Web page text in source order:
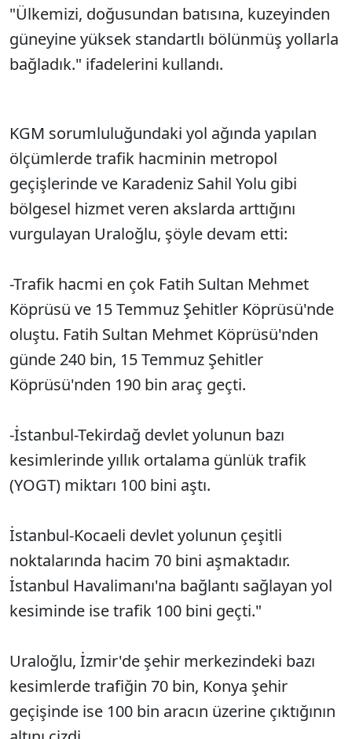
"Ülkemizi, doğusundan batısına, kuzeyinden
güneyine yüksek standartlı bölünmüş yollarla
bağladık." ifadelerini kullandı.
KGM sorumluluğundaki yol ağında yapılan
ölçümlerde trafik hacminin metropol
geçişlerinde ve Karadeniz Sahil Yolu gibi
bölgesel hizmet veren akslarda arttığını
vurgulayan Uraloğlu, şöyle devam etti:
-Trafik hacmi en çok Fatih Sultan Mehmet
Köprüsü ve 15 Temmuz Şehitler Köprüsü'nde
oluştu. Fatih Sultan Mehmet Köprüsü'nden
günde 240 bin, 15 Temmuz Şehitler
Köprüsü'nden 190 bin araç geçti.
-İstanbul-Tekirdağ devlet yolunun bazı
kesimlerinde yıllık ortalama günlük trafik
(YOGT) miktarı 100 bini aştı.
İstanbul-Kocaeli devlet yolunun çeşitli
noktalarında hacim 70 bini aşmaktadır.
İstanbul Havalimanı'na bağlantı sağlayan yol
kesiminde ise trafik 100 bini geçti."
Uraloğlu, İzmir'de şehir merkezindeki bazı
kesimlerde trafiğin 70 bin, Konya şehir
geçişinde ise 100 bin aracın üzerine çıktığının